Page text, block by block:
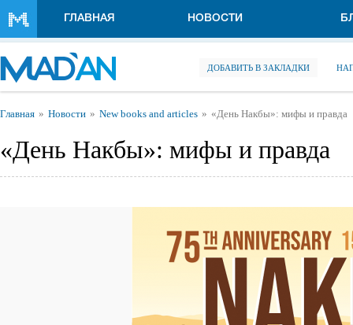
ГЛАВНАЯ НОВОСТИ
ДОБАВИТЬ В ЗАКЛАДКИ
Вы здесь
Главная Новости New books and articles «День Накбы»: мифы и правда
«День Накбы»: мифы и правда